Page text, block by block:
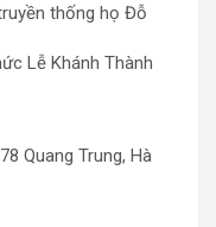
thống họ Đỗ
Lễ Khánh Thành
Quang Trung, Hà